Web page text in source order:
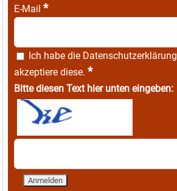
E-Mail *
Ich habe die Datenschutzerklärung
akzeptiere diese. *
Bitte diesen Text hier unten eingeben: